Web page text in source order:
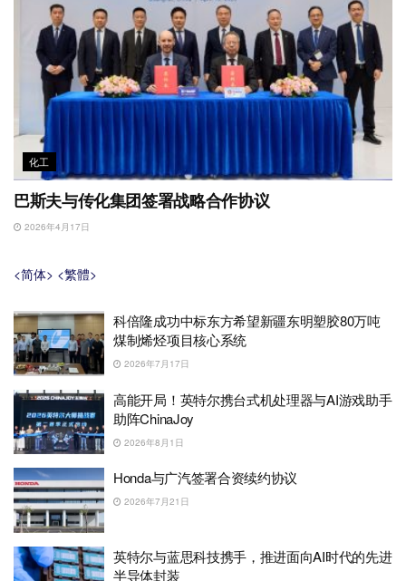
化工
巴斯夫与传化集团签署战略合作协议
2026年4月17日
<简体> <繁體>
科倍隆成功中标东方希望新疆东明塑胶80万吨
煤制烯烃项目核心系统
2026年7月17日
高能开局！英特尔携台式机处理器与AI游戏助手
助阵ChinaJoy
2026年8月1日
Honda与广汽签署合资续约协议
2026年7月21日
英特尔与蓝思科技携手，推进面向AI时代的先进
半导体封装